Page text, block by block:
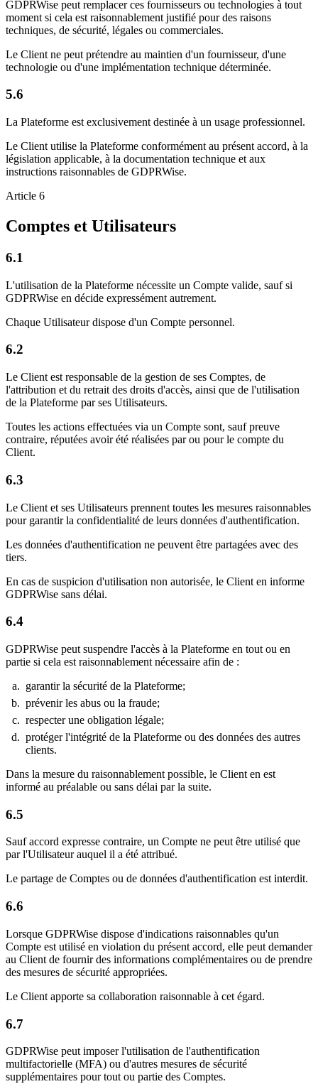
GDPRWise peut remplacer ces fournisseurs ou technologies à tout
moment si cela est raisonnablement justifié pour des raisons
techniques, de sécurité, légales ou commerciales.
Le Client ne peut prétendre au maintien d'un fournisseur, d'une
technologie ou d'une implémentation technique déterminée.
5.6
La Plateforme est exclusivement destinée à un usage professionnel.
Le Client utilise la Plateforme conformément au présent accord, à la
législation applicable, à la documentation technique et aux
instructions raisonnables de GDPRWise.
Article 6
Comptes et Utilisateurs
6.1
L'utilisation de la Plateforme nécessite un Compte valide, sauf si
GDPRWise en décide expressément autrement.
Chaque Utilisateur dispose d'un Compte personnel.
6.2
Le Client est responsable de la gestion de ses Comptes, de
l'attribution et du retrait des droits d'accès, ainsi que de l'utilisation
de la Plateforme par ses Utilisateurs.
Toutes les actions effectuées via un Compte sont, sauf preuve
contraire, réputées avoir été réalisées par ou pour le compte du
Client.
6.3
Le Client et ses Utilisateurs prennent toutes les mesures raisonnables
pour garantir la confidentialité de leurs données d'authentification.
Les données d'authentification ne peuvent être partagées avec des
tiers.
En cas de suspicion d'utilisation non autorisée, le Client en informe
GDPRWise sans délai.
6.4
GDPRWise peut suspendre l'accès à la Plateforme en tout ou en
partie si cela est raisonnablement nécessaire afin de :
garantir la sécurité de la Plateforme;
prévenir les abus ou la fraude;
respecter une obligation légale;
protéger l'intégrité de la Plateforme ou des données des autres
clients.
Dans la mesure du raisonnablement possible, le Client en est
informé au préalable ou sans délai par la suite.
6.5
Sauf accord expresse contraire, un Compte ne peut être utilisé que
par l'Utilisateur auquel il a été attribué.
Le partage de Comptes ou de données d'authentification est interdit.
6.6
Lorsque GDPRWise dispose d'indications raisonnables qu'un
Compte est utilisé en violation du présent accord, elle peut demander
au Client de fournir des informations complémentaires ou de prendre
des mesures de sécurité appropriées.
Le Client apporte sa collaboration raisonnable à cet égard.
6.7
GDPRWise peut imposer l'utilisation de l'authentification
multifactorielle (MFA) ou d'autres mesures de sécurité
supplémentaires pour tout ou partie des Comptes.